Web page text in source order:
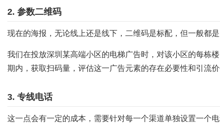
2. 参数二维码
现在的海报，无论线上还是线下，二维码是标配，但一般都
我们在投放深圳某高端小区的电梯广告时，对该小区的每栋
期内，获取扫码量，评估这一广告元素的存在必要性和引流
3. 专线电话
这一点会有一定的成本，需要针对每一个渠道单独设置一个